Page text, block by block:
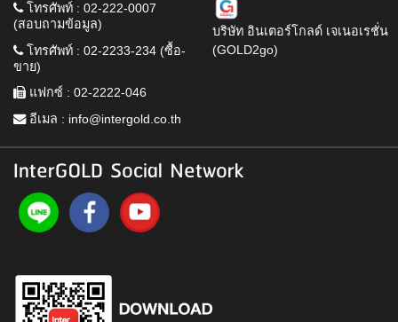
โทรศัพท์ : 02-222-0007
(สอบถามข้อมูล)
โทรศัพท์ : 02-2233-234 (ซื้อ-
ขาย)
แฟกซ์ : 02-2222-046
อีเมล : info@intergold.co.th
บริษัท อินเตอร์โกลด์ เจเนอเรชั่น
(GOLD2go)
InterGOLD Social Network